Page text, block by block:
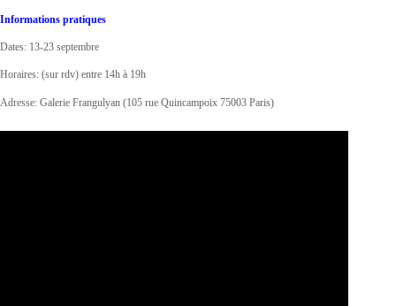
Informations pratiques
Dates: 13-23 septembre
Horaires: (sur rdv) entre 14h à 19h
Adresse: Galerie Frangulyan (105 rue Quincampoix 75003 Paris)